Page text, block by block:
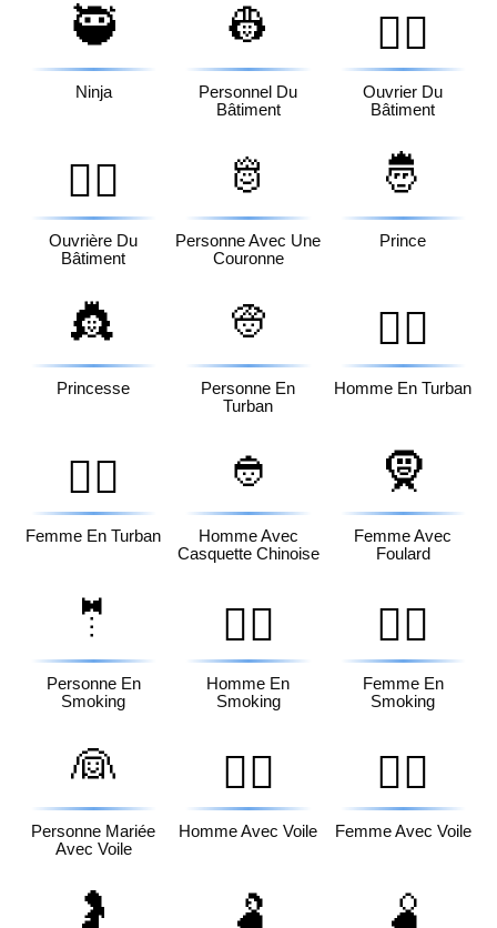
🥷
Ninja
👷
Personnel Du
Bâtiment
👷‍♂️
Ouvrier Du
Bâtiment
👷‍♀️
Ouvrière Du
Bâtiment
🫅
Personne Avec Une
Couronne
🤴
Prince
👸
Princesse
👳
Personne En
Turban
👳‍♂️
Homme En Turban
👳‍♀️
Femme En Turban
👲
Homme Avec
Casquette Chinoise
🧕
Femme Avec
Foulard
🤵
Personne En
Smoking
🤵‍♂️
Homme En
Smoking
🤵‍♀️
Femme En
Smoking
👰
Personne Mariée
Avec Voile
👰‍♂️
Homme Avec Voile
👰‍♀️
Femme Avec Voile
🤰 🫃 🫄